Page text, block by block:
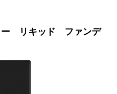
ー リキッド ファンデ